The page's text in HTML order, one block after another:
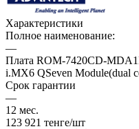
Характеристики
Полное наименование:
—
Плата ROM-7420CD-
i.MX6 QSeven Module(dual
Срок гарантии
—
12 мес.
123 921 тенге/шт